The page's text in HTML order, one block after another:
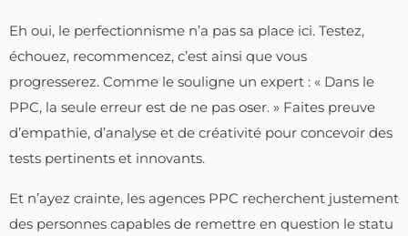
Eh oui, le perfectionnisme n’a pas sa place ici. Testez,
échouez, recommencez, c’est ainsi que vous
progresserez. Comme le souligne un expert : « Dans le
PPC, la seule erreur est de ne pas oser. » Faites preuve
d’empathie, d’analyse et de créativité pour concevoir des
tests pertinents et innovants.
Et n’ayez crainte, les agences PPC recherchent justement
des personnes capables de remettre en question le statu